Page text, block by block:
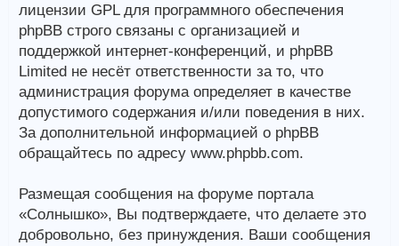
лицензии GPL для программного обеспечения
phpBB строго связаны с организацией и
поддержкой интернет-конференций, и phpBB
Limited не несёт ответственности за то, что
администрация форума определяет в качестве
допустимого содержания и/или поведения в них.
За дополнительной информацией о phpBB
обращайтесь по адресу www.phpbb.com.
Размещая сообщения на форуме портала
«Солнышко», Вы подтверждаете, что делаете это
добровольно, без принуждения. Ваши сообщения